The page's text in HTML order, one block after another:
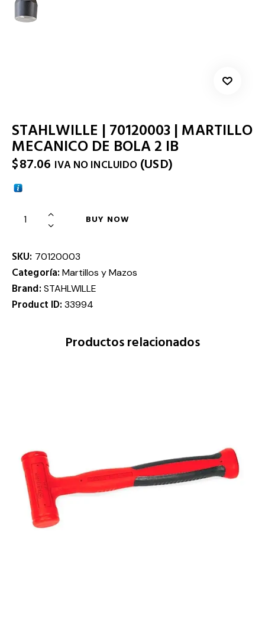
STAHLWILLE | 70120003 | MARTILLO
MECANICO DE BOLA 2 IB
$87.06 IVA NO INCLUIDO (USD)
BUY NOW
SKU: 70120003
Categoría:Martillos y Mazos
Brand: STAHLWILLE
Product ID:33994
Productos relacionados